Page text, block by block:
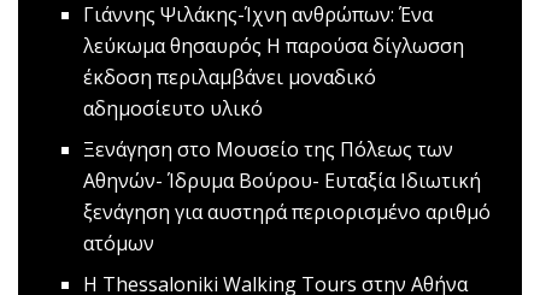
Γιάννης Ψιλάκης-Ίχνη ανθρώπων: Ένα
λεύκωμα θησαυρός Η παρούσα δίγλωσση
έκδοση περιλαμβάνει μοναδικό
αδημοσίευτο υλικό
Ξενάγηση στο Μoυσείο της Πόλεως των
Αθηνών- Ίδρυμα Βούρου- ΕυταξίαΙδιωτική
ξενάγηση για αυστηρά περιορισμένο αριθμό
ατόμων
Η Thessaloniki Walking Tours στην Αθήνα